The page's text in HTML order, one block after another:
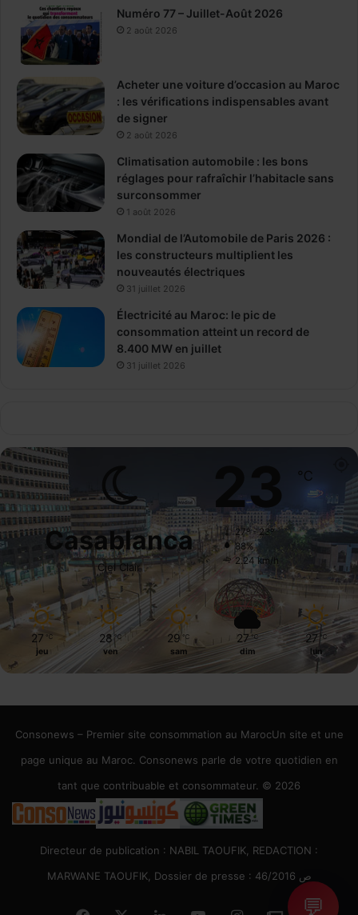
Numéro 77 – Juillet-Août 2026
2 août 2026
Acheter une voiture d’occasion au Maroc
: les vérifications indispensables avant
de signer
2 août 2026
Climatisation automobile : les bons
réglages pour rafraîchir l’habitacle sans
surconsommer
1 août 2026
Mondial de l’Automobile de Paris 2026 :
les constructeurs multiplient les
nouveautés électriques
31 juillet 2026
Électricité au Maroc: le pic de
consommation atteint un record de
8.400 MW en juillet
31 juillet 2026
Casablanca
Ciel Clair
23 ℃
27º - 23º
88%
2.24 km/h
27 ℃
jeu
28 ℃
ven
29 ℃
sam
27 ℃
dim
27 ℃
lun
Consonews – Premier site consommation au MarocUn site et une
page unique au Maroc. Consonews parle de votre quotidien en
tant que contribuable et consommateur. © 2026
Directeur de publication : NABIL TAOUFIK, REDACTION :
MARWANE TAOUFIK, Dossier de presse : 46/2016 ص
💬